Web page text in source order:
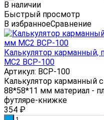
В наличии
Быстрый просмотр
В избранноеСравнение
Калькулятор карманный,
MC2 BCP-100
Артикул: BCP-100
Калькулятор карманный
88*58*11 мм материал -
футляре-книжке
354 ₽